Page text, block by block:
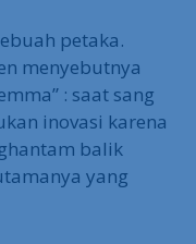
petaka.
menyebutnya
: saat sang
inovasi karena
balik
yang